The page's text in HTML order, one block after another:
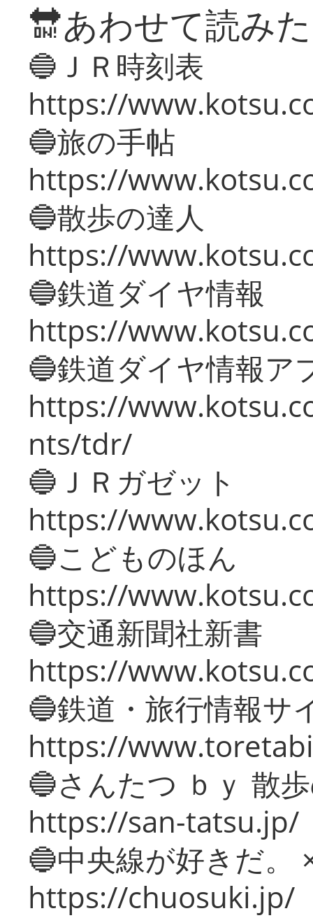
🔛あわせて読み
🔵ＪＲ時刻表
https://
🔵旅の手帖
https://
🔵散歩の達人
https://
🔵鉄道ダイヤ情報
https://
🔵鉄道ダイヤ情報ア
https://
nts/tdr/
🔵ＪＲガゼット
https://
🔵こどものほん
https://
🔵交通新聞社新書
https://
🔵鉄道・旅行情報サ
https://
🔵さんたつ ｂｙ 散
https://san-tatsu.jp/
🔵中央線が好きだ。
https://chuosuki.jp/